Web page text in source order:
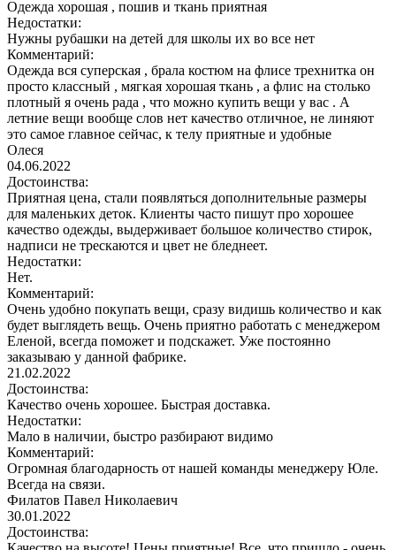
Одежда хорошая , пошив и ткань приятная
Недостатки:
Нужны рубашки на детей для школы их во все нет
Комментарий:
Одежда вся суперская , брала костюм на флисе трехнитка он
просто классный , мягкая хорошая ткань , а флис на столько
плотный я очень рада , что можно купить вещи у вас . А
летние вещи вообще слов нет качество отличное, не линяют
это самое главное сейчас, к телу приятные и удобные
Олеся
04.06.2022
Достоинства:
Приятная цена, стали появляться дополнительные размеры
для маленьких деток. Клиенты часто пишут про хорошее
качество одежды, выдерживает большое количество стирок,
надписи не трескаются и цвет не бледнеет.
Недостатки:
Нет.
Комментарий:
Очень удобно покупать вещи, сразу видишь количество и как
будет выглядеть вещь. Очень приятно работать с менеджером
Еленой, всегда поможет и подскажет. Уже постоянно
заказываю у данной фабрике.
21.02.2022
Достоинства:
Качество очень хорошее. Быстрая доставка.
Недостатки:
Мало в наличии, быстро разбирают видимо
Комментарий:
Огромная благодарность от нашей команды менеджеру Юле.
Всегда на связи.
Филатов Павел Николаевич
30.01.2022
Достоинства: